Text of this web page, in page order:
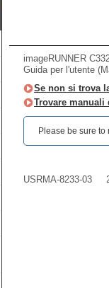
imageRUNNER
Guida per l'utente
Se non si trova
Trovare
Please be sure to
USRMA-8233-03